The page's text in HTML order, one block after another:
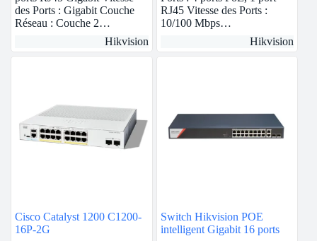
des Ports : Gigabit Couche
Réseau : Couche 2…
Hikvision
RJ45 Vitesse des Ports :
10/100 Mbps…
Hikvision
Cisco Catalyst 1200 C1200-
16P-2G
Switch Hikvision POE
intelligent Gigabit 16 ports